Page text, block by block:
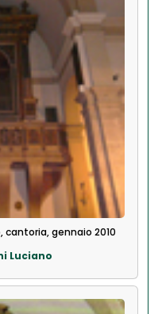
cantoria, gennaio 2010
Luciano